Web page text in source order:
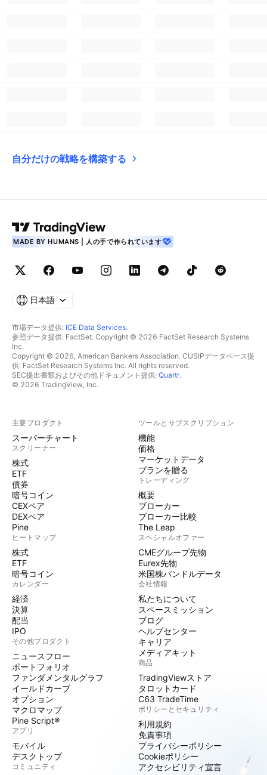
自分だけの戦略を構築する
MADE BY HUMANS | 人の手で作られています
日本語
市場データ提供: ICE Data Services.
参照データ提供: FactSet. Copyright © 2026 FactSet Research Systems
Inc.
Copyright © 2026, American Bankers Association. CUSIPデータベース提
供: FactSet Research Systems Inc. All rights reserved.
SEC提出書類およびその他ドキュメント提供: Quartr.
© 2026 TradingView, Inc.
主要プロダクト
スーパーチャート
スクリーナー
株式
ETF
債券
暗号コイン
CEXペア
DEXペア
Pine
ヒートマップ
株式
ETF
暗号コイン
カレンダー
経済
決算
配当
IPO
その他プロダクト
ニュースフロー
ポートフォリオ
ファンダメンタルグラフ
イールドカーブ
オプション
マクロマップ
Pine Script®
アプリ
モバイル
デスクトップ
コミュニティ
ツールとサブスクリプション
機能
価格
マーケットデータ
プランを贈る
トレーディング
概要
ブローカー
ブローカー比較
The Leap
スペシャルオファー
CMEグループ先物
Eurex先物
米国株バンドルデータ
会社情報
私たちについて
スペースミッション
ブログ
ヘルプセンター
キャリア
メディアキット
商品
TradingViewストア
タロットカード
C63 TradeTime
ポリシーとセキュリティ
利用規約
免責事項
プライバシーポリシー
Cookieポリシー
アクセシビリティ宣言